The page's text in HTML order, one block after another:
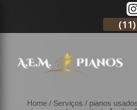
(11)
Home Serviços pianos usados